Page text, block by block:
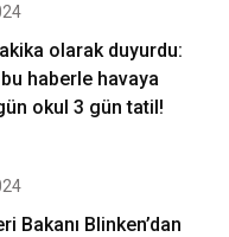
olarak duyurdu:
haberle havaya
okul 3 gün tatil!
Bakanı Blinken’dan